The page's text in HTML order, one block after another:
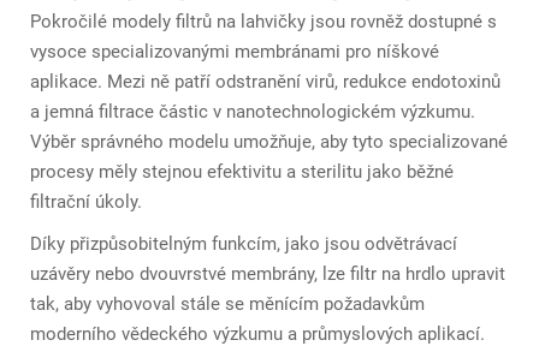
Pokročilé modely filtrů na lahvičky jsou rovněž dostupné s
vysoce specializovanými membránami pro níškové
aplikace. Mezi ně patří odstranění virů, redukce endotoxinů
a jemná filtrace částic v nanotechnologickém výzkumu.
Výběr správného modelu umožňuje, aby tyto specializované
procesy měly stejnou efektivitu a sterilitu jako běžné
filtrační úkoly.
Díky přizpůsobitelným funkcím, jako jsou odvětrávací
uzávěry nebo dvouvrstvé membrány, lze filtr na hrdlo upravit
tak, aby vyhovoval stále se měnícím požadavkům
moderního vědeckého výzkumu a průmyslových aplikací.